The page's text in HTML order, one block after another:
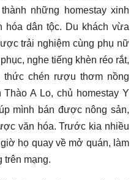
những homestay xinh
hóa dân tộc. Du khách vừa
trải nghiệm cùng phụ nữ
nghe tiếng khèn réo rắt,
chén rượu thơm nồng
A Lo, chủ homestay Y
mình bán được nông sản,
văn hóa. Trước kia nhiều
họ quay về mở quán, làm
trên mạng.